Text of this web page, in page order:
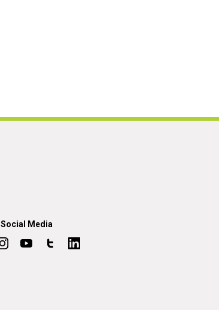
Social Media